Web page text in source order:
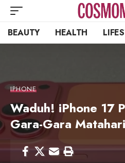
BEAUTY HEALTH
IPHONE
Waduh! iPhone 17
Gara-Gara